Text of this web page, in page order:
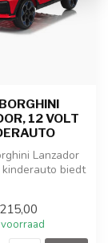
12 VOLT
Lanzador
biedt